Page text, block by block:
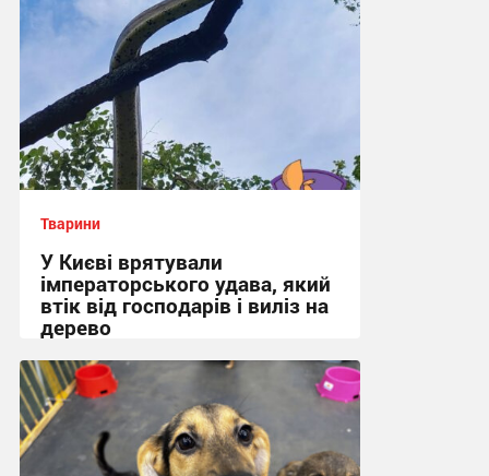
Тварини
У Києві врятували
імператорського удава, який
втік від господарів і виліз на
дерево
13:09, 13.07.2026